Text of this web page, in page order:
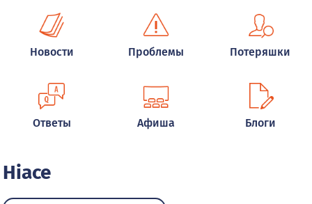
Новости Проблемы Потеряшки
Ответы Афиша Блоги
Hiace